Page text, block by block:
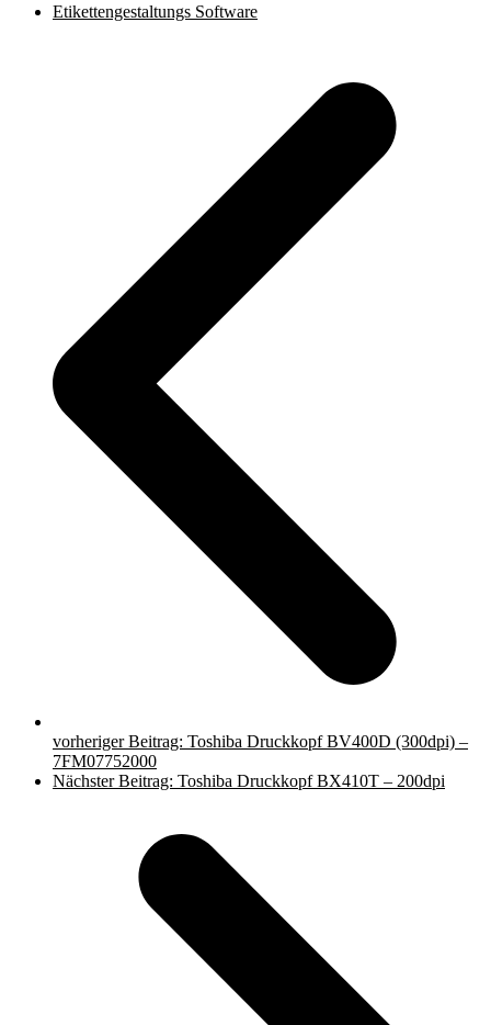
Etikettengestaltungs Software
vorheriger Beitrag: Toshiba Druckkopf BV400D (300dpi) –
7FM07752000
Nächster Beitrag: Toshiba Druckkopf BX410T – 200dpi